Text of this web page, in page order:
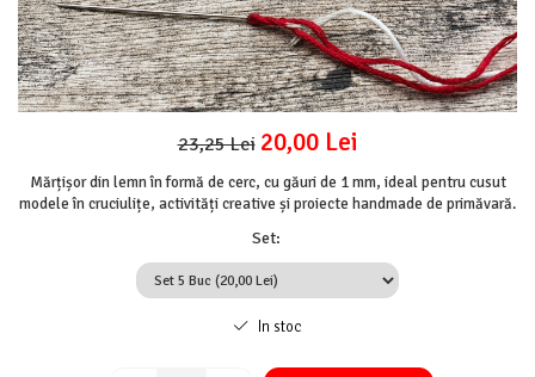
Placute
Rame foto
Suporturi decoupage, placute
pirogravura
23,25 Lei 20,00 Lei
Mărțișor din lemn în formă de cerc, cu găuri de 1 mm, ideal pentru cusut
modele în cruciulițe, activități creative și proiecte handmade de primăvară.
Set:
In stoc